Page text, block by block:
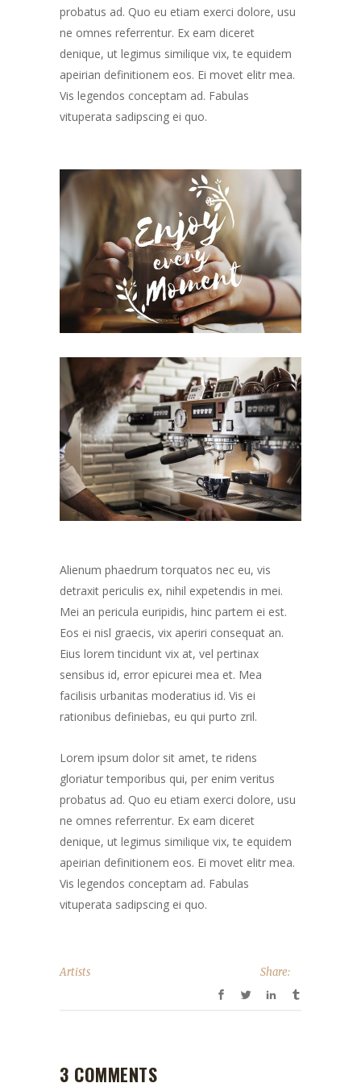
probatus ad. Quo eu etiam exerci dolore, usu
ne omnes referrentur. Ex eam diceret
denique, ut legimus similique vix, te equidem
apeirian definitionem eos. Ei movet elitr mea.
Vis legendos conceptam ad. Fabulas
vituperata sadipscing ei quo.
Alienum phaedrum torquatos nec eu, vis
detraxit periculis ex, nihil expetendis in mei.
Mei an pericula euripidis, hinc partem ei est.
Eos ei nisl graecis, vix aperiri consequat an.
Eius lorem tincidunt vix at, vel pertinax
sensibus id, error epicurei mea et. Mea
facilisis urbanitas moderatius id. Vis ei
rationibus definiebas, eu qui purto zril.
Lorem ipsum dolor sit amet, te ridens
gloriatur temporibus qui, per enim veritus
probatus ad. Quo eu etiam exerci dolore, usu
ne omnes referrentur. Ex eam diceret
denique, ut legimus similique vix, te equidem
apeirian definitionem eos. Ei movet elitr mea.
Vis legendos conceptam ad. Fabulas
vituperata sadipscing ei quo.
Artists Share:
3 COMMENTS